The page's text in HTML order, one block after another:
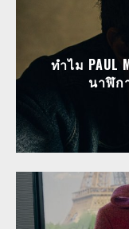
ทำไม PAUL
นาฬิก